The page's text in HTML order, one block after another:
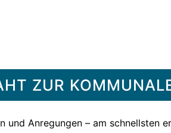
ZUR
und Anregungen – am schnellsten